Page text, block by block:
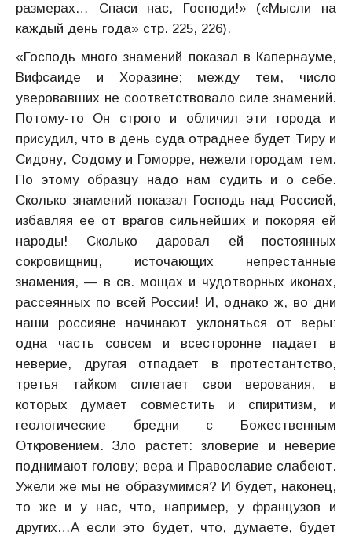
размерах… Спаси нас, Господи!» («Мысли на
каждый день года» стр. 225, 226).
«Господь много знамений показал в Капернауме,
Вифсаиде и Хоразине; между тем, число
уверовавших не соответствовало силе знамений.
Потому-то Он строго и обличил эти города и
присудил, что в день суда отраднее будет Тиру и
Сидону, Содому и Гоморре, нежели городам тем.
По этому образцу надо нам судить и о себе.
Сколько знамений показал Господь над Россией,
избавляя ее от врагов сильнейших и покоряя ей
народы! Сколько даровал ей постоянных
сокровищниц, источающих непрестанные
знамения, — в св. мощах и чудотворных иконах,
рассеянных по всей России! И, однако ж, во дни
наши россияне начинают уклоняться от веры:
одна часть совсем и всесторонне падает в
неверие, другая отпадает в протестантство,
третья тайком сплетает свои верования, в
которых думает совместить и спиритизм, и
геологические бредни с Божественным
Откровением. Зло растет: зловерие и неверие
поднимают голову; вера и Православие слабеют.
Ужели же мы не образумимся? И будет, наконец,
то же и у нас, что, например, у французов и
других…А если это будет, что, думаете, будет